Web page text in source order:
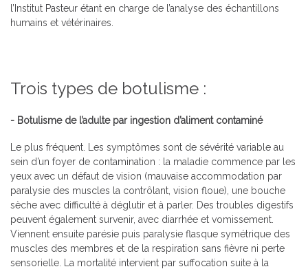
l’Institut Pasteur étant en charge de l’analyse des échantillons
humains et vétérinaires.
Trois types de botulisme :
- Botulisme de l’adulte par ingestion d’aliment contaminé
Le plus fréquent. Les symptômes sont de sévérité variable au
sein d’un foyer de contamination : la maladie commence par les
yeux avec un défaut de vision (mauvaise accommodation par
paralysie des muscles la contrôlant, vision floue), une bouche
sèche avec difficulté à déglutir et à parler. Des troubles digestifs
peuvent également survenir, avec diarrhée et vomissement.
Viennent ensuite parésie puis paralysie flasque symétrique des
muscles des membres et de la respiration sans fièvre ni perte
sensorielle. La mortalité intervient par suffocation suite à la